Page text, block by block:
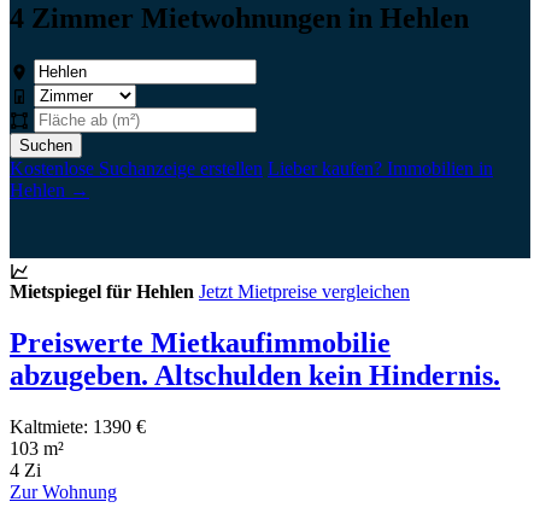
4 Zimmer Mietwohnungen in Hehlen
Suchen
Kostenlose Suchanzeige erstellen Lieber kaufen? Immobilien in
Hehlen →
Mietspiegel für Hehlen Jetzt Mietpreise vergleichen
Preiswerte Mietkaufimmobilie
abzugeben. Altschulden kein Hindernis.
Kaltmiete: 1390 €
103 m²
4 Zi
Zur Wohnung